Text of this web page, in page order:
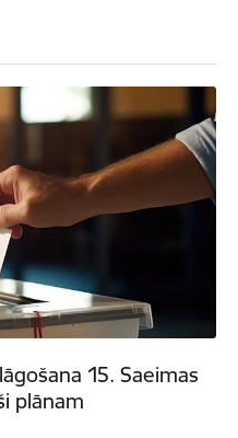
15. Saeimas
plānam